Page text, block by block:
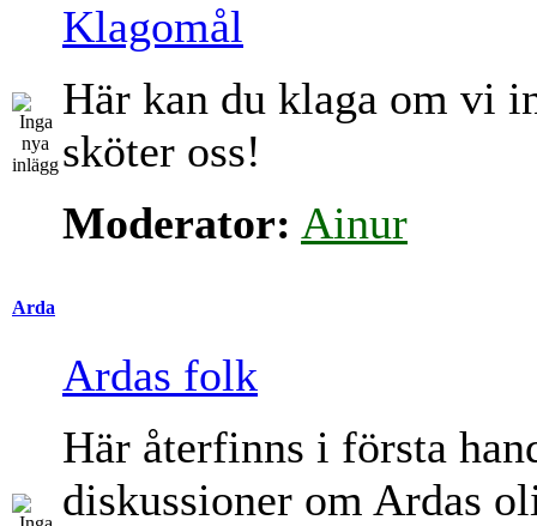
Klagomål
Här kan du klaga om vi
sköter oss!
Moderator: Ainur
Arda
Ardas folk
Här återfinns i första
diskussioner om Ardas